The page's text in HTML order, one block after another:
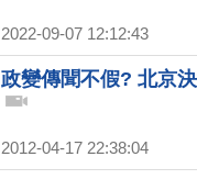
2022-09-07 12:12:43
政變傳聞不假? 北京
2012-04-17 22:38:04